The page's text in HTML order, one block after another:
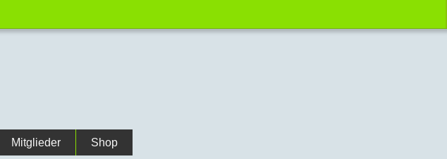
Mitglieder Shop